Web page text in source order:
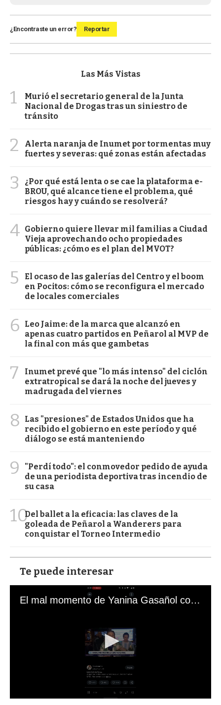
¿Encontraste un error? Reportar
Las Más Vistas
1
Murió el secretario general de la Junta
Nacional de Drogas tras un siniestro de
tránsito
2
Alerta naranja de Inumet por tormentas muy
fuertes y severas: qué zonas están afectadas
3
¿Por qué está lenta o se cae la plataforma e-
BROU, qué alcance tiene el problema, qué
riesgos hay y cuándo se resolverá?
4 Gobierno quiere llevar mil familias a Ciudad
Vieja aprovechando ocho propiedades
públicas: ¿cómo es el plan del MVOT?
5
El ocaso de las galerías del Centro y el boom
en Pocitos: cómo se reconfigura el mercado
de locales comerciales
6
Leo Jaime: de la marca que alcanzó en
apenas cuatro partidos en Peñarol al MVP de
la final con más que gambetas
7
Inumet prevé que "lo más intenso" del ciclón
extratropical se dará la noche del jueves y
madrugada del viernes
8
Las "presiones" de Estados Unidos que ha
recibido el gobierno en este período y qué
diálogo se está manteniendo
9
"Perdí todo": el conmovedor pedido de ayuda
de una periodista deportiva tras incendio de
su casa
10Del ballet a la eficacia: las claves de la
goleada de Peñarol a Wanderers para
conquistar el Torneo Intermedio
Te puede interesar
El mal momento de Yanina Gasañol con un hincha argentino en "Subrayado"